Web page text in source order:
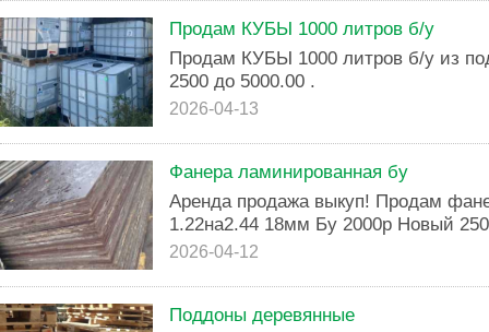
Продам КУБЫ 1000 литров б/у
Продам КУБЫ 1000 литров б/у из
2500 до 5000.00 .
2026-04-13
Фанера ламинированная бу
Аренда продажа выкуп! Продам
1.22на2.44 18мм Бу 2000р Новый
2026-04-12
Поддоны деревянные